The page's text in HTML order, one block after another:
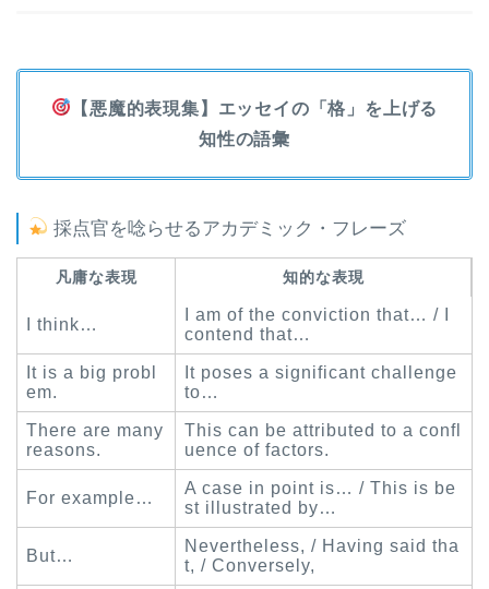
【悪魔的表現集】エッセイの「格」を上げる
知性の語彙
採点官を唸らせるアカデミック・フレーズ
凡庸な表現 知的な表現
I think…
I am of the conviction that… / I
contend that…
It is a big probl
em.
It poses a significant challenge
to…
There are many
reasons.
This can be attributed to a confl
uence of factors.
For example…
A case in point is… / This is be
st illustrated by…
But…
Nevertheless, / Having said tha
t, / Conversely,